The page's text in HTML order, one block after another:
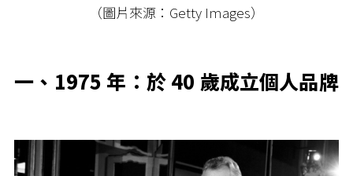
（圖片來源：Getty Images）
一、1975 年：於 40 歲成立個人品牌